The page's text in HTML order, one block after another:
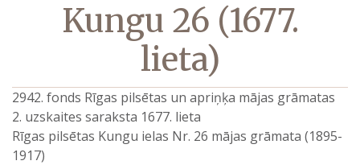
Kungu 26 (1677.
lieta)
2942. fonds Rīgas pilsētas un apriņķa mājas grāmatas
2. uzskaites saraksta 1677. lieta
Rīgas pilsētas Kungu ielas Nr. 26 mājas grāmata (1895-
1917)